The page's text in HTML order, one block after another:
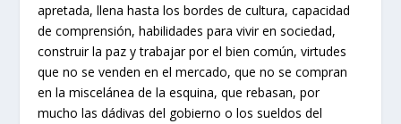
apretada, llena hasta los bordes de cultura, capacidad
de comprensión, habilidades para vivir en sociedad,
construir la paz y trabajar por el bien común, virtudes
que no se venden en el mercado, que no se compran
en la miscelánea de la esquina, que rebasan, por
mucho las dádivas del gobierno o los sueldos del